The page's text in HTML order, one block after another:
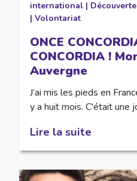
international| Découverte
| Volontariat
ONCE
CONCORDIA !
Auvergne
J’ai mis les pieds en
y a huit mois. C'était une
Lire la suite